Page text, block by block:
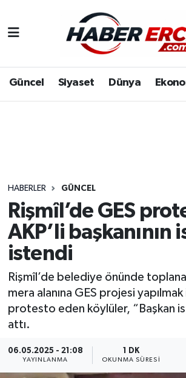
Güncel Siyaset Dünya
HABERLER GÜNCEL
Rişmîl’de GES
AKP’li başkanının
istendi
Rişmîl’de belediye önünde
mera alanına GES projesi
protesto eden köylüler, “Başkan
attı.
06.05.2025 - 21:08
YAYINLANMA
1 DK
OKUNMA SÜRESI